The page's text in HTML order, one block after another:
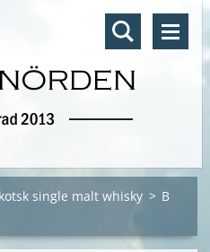
single malt whisky > B